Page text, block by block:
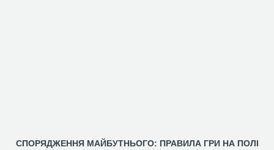
СПОРЯДЖЕННЯ МАЙБУТНЬОГО: ПРАВИЛА ГРИ НА ПОЛІ